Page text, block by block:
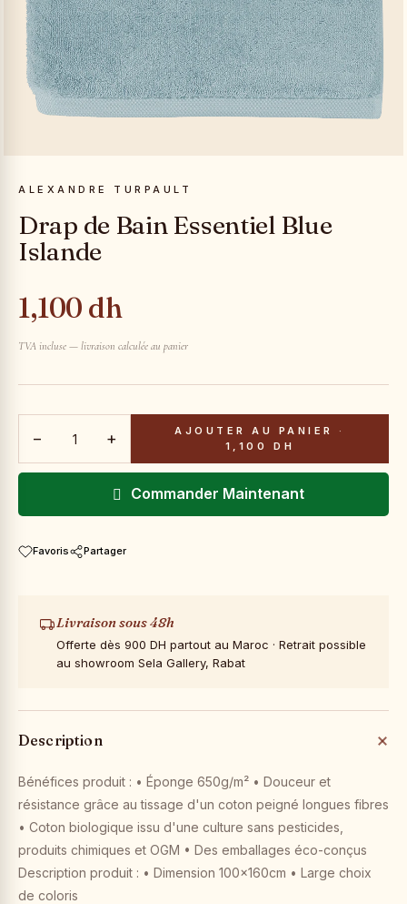
ALEXANDRE TURPAULT
Drap de Bain Essentiel Blue
Islande
1,100 dh
TVA incluse — livraison calculée au panier
− + AJOUTER AU PANIER
·
1,100 DH
Commander Maintenant
Favoris Partager
Livraison sous 48h
Offerte dès 900 DH partout au Maroc · Retrait possible
au showroom Sela Gallery, Rabat
Description
Bénéfices produit : • Éponge 650g/m² • Douceur et
résistance grâce au tissage d'un coton peigné longues fibres
• Coton biologique issu d'une culture sans pesticides,
produits chimiques et OGM • Des emballages éco-conçus
Description produit : • Dimension 100x160cm • Large choix
de coloris